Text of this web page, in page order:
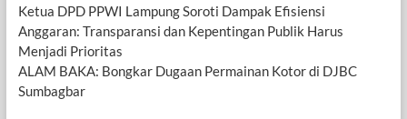
Ketua DPD PPWI Lampung Soroti Dampak Efisiensi
Anggaran: Transparansi dan Kepentingan Publik Harus
Menjadi Prioritas
ALAM BAKA: Bongkar Dugaan Permainan Kotor di DJBC
Sumbagbar